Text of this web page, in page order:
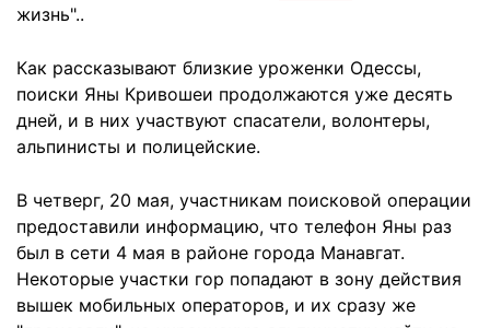
жизнь"..
Как рассказывают близкие уроженки Одессы,
поиски Яны Кривошеи продолжаются уже десять
дней, и в них участвуют спасатели, волонтеры,
альпинисты и полицейские.
В четверг, 20 мая, участникам поисковой операции
предоставили информацию, что телефон Яны раз
был в сети 4 мая в районе города Манавгат.
Некоторые участки гор попадают в зону действия
вышек мобильных операторов, и их сразу же